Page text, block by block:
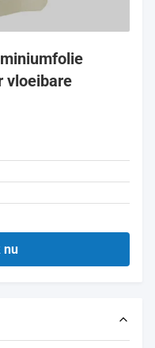
vloeibare
nu